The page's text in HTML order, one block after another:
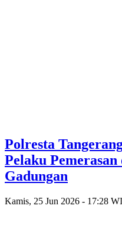
Polresta
Pelaku
Gadungan
Kamis, 25 Jun 2026 - 17:28